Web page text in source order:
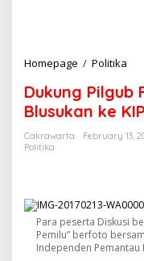
Homepage / Politika
k
u
n
g
u
b
F
a
Dukung Pilgub
Blusukan ke
Cakrawarta
February 13,
Politika
Para peserta Diskusi
Pemilu” berfoto
Independen Pemantau